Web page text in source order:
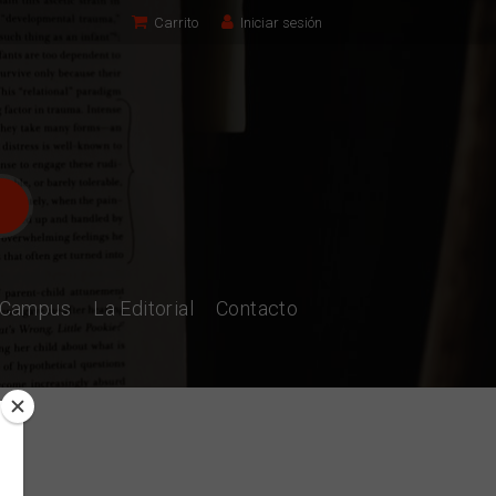
Carrito Iniciar sesión
La Editorial Contacto